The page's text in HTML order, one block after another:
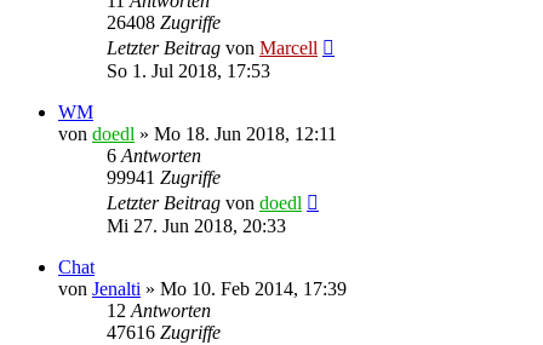
26408 Zugriffe
Letzter Beitrag von Marcell
So 1. Jul 2018, 17:53
WM
von doedl » Mo 18. Jun 2018, 12:11
6 Antworten
99941 Zugriffe
Letzter Beitrag von doedl
Mi 27. Jun 2018, 20:33
Chat
von Jenalti » Mo 10. Feb 2014, 17:39
12 Antworten
47616 Zugriffe